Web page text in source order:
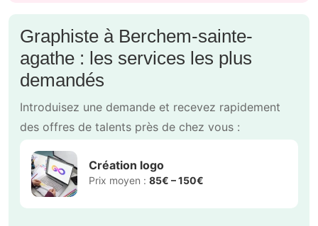
Graphiste à Berchem-sainte-
agathe : les services les plus
demandés
Introduisez une demande et recevez rapidement
des offres de talents près de chez vous :
Création logo
Prix moyen : 85€ – 150€